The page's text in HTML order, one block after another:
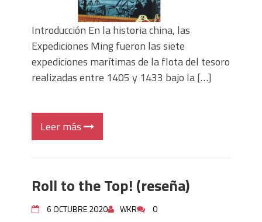
Introducción En la historia china, las
Expediciones Ming fueron las siete
expediciones marítimas de la flota del tesoro
realizadas entre 1405 y 1433 bajo la […]
Leer más
Roll to the Top! (reseña)
6 OCTUBRE 2020 WKR 0